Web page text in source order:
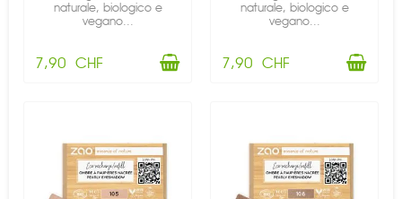
naturale, biologico e
vegano...
7,90 CHF
naturale, biologico e
vegano...
7,90 CHF